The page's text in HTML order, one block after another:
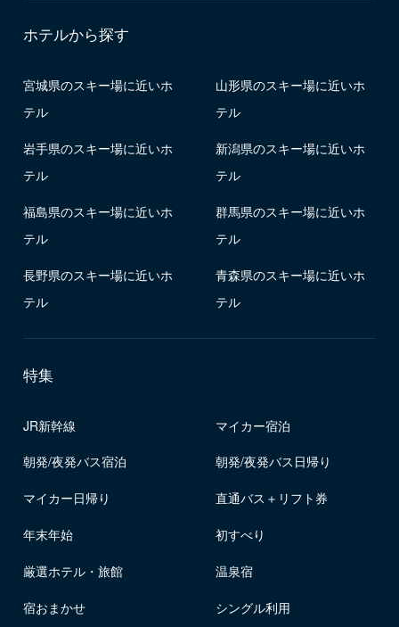
ホテルから探す
宮城県のスキー場に近いホ
テル
山形県のスキー場に近いホ
テル
岩手県のスキー場に近いホ
テル
新潟県のスキー場に近いホ
テル
福島県のスキー場に近いホ
テル
群馬県のスキー場に近いホ
テル
長野県のスキー場に近いホ
テル
青森県のスキー場に近いホ
テル
特集
JR新幹線 マイカー宿泊
朝発/夜発バス宿泊 朝発/夜発バス日帰り
マイカー日帰り 直通バス＋リフト券
年末年始 初すべり
厳選ホテル・旅館 温泉宿
宿おまかせ シングル利用